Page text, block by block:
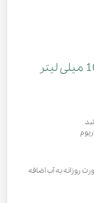
هر 100 لیتر آب 1 میل به صورت روزانه به آب اضافه